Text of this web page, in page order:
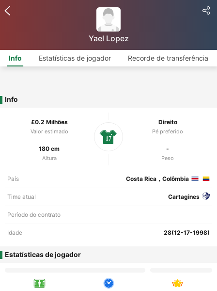
Yael Lopez
Info Estatísticas de jogador Recorde de transferência
Info
£0.2 Milhões
Valor estimado
Direito
Pé preferido
180 cm
Altura
-
Peso
17
País Costa Rica，Colômbia
Time atual Cartagines
Período do contrato
Idade 28(12-17-1998)
Estatísticas de jogador